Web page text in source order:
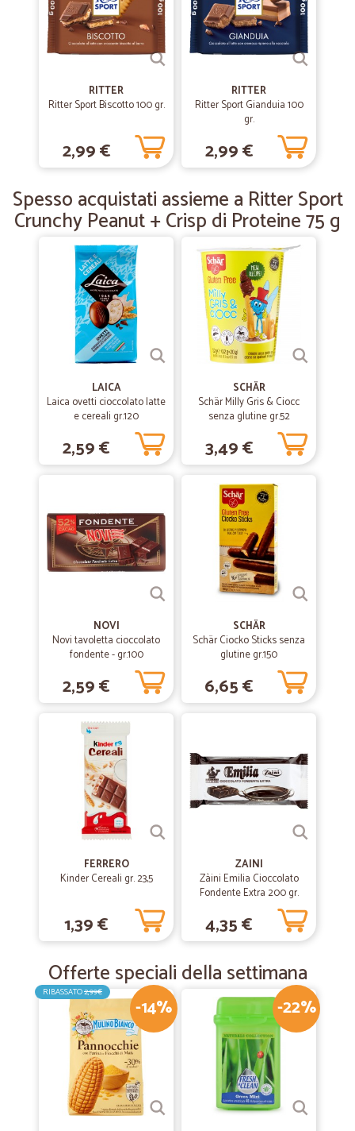
29/04/2020
—Anna S.
Precisi e veloci!!!
Gente seria
Gente seria , affidabile , anche se un po' lenta, per il resto tutto in
Affidabili e veloci.
Affidabili e veloci.
RITTER
Ritter Sport Biscotto 100 gr.
2,99 €
RITTER
Ritter Sport Gianduia 100
gr.
2,99 €
Spesso acquistati assieme a Ritter Sport
Crunchy Peanut + Crisp di Proteine 75 g
LAICA
Laica ovetti cioccolato latte
e cereali gr.120
2,59 €
SCHÄR
Schär Milly Gris & Ciocc
senza glutine gr.52
3,49 €
NOVI
Novi tavoletta cioccolato
fondente - gr.100
2,59 €
SCHÄR
Schär Ciocko Sticks senza
glutine gr.150
6,65 €
FERRERO
Kinder Cereali gr. 23,5
1,39 €
ZAINI
Zàini Emilia Cioccolato
Fondente Extra 200 gr.
4,35 €
Offerte speciali della settimana
-14%
RIBASSATO2,99€
-22%